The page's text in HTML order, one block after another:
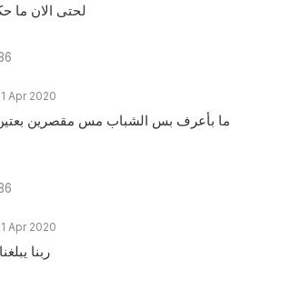
لحتى الان ما
Apr 2020
ما بأعرف بس الشباب مس مقصرين بعتين
Apr 2020
ربنا